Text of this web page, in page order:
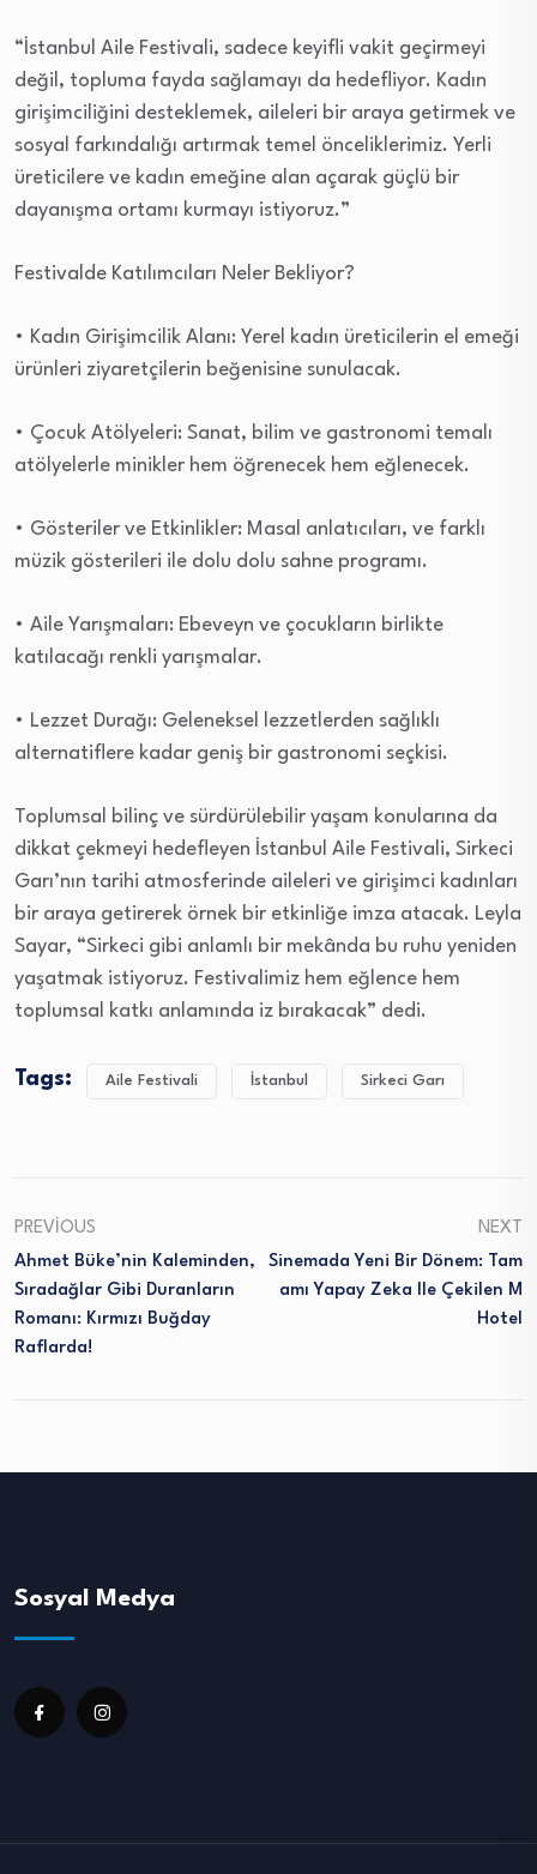
“İstanbul Aile Festivali, sadece keyifli vakit geçirmeyi
değil, topluma fayda sağlamayı da hedefliyor. Kadın
girişimciliğini desteklemek, aileleri bir araya getirmek ve
sosyal farkındalığı artırmak temel önceliklerimiz. Yerli
üreticilere ve kadın emeğine alan açarak güçlü bir
dayanışma ortamı kurmayı istiyoruz.”
Festivalde Katılımcıları Neler Bekliyor?
• Kadın Girişimcilik Alanı: Yerel kadın üreticilerin el emeği
ürünleri ziyaretçilerin beğenisine sunulacak.
• Çocuk Atölyeleri: Sanat, bilim ve gastronomi temalı
atölyelerle minikler hem öğrenecek hem eğlenecek.
• Gösteriler ve Etkinlikler: Masal anlatıcıları, ve farklı
müzik gösterileri ile dolu dolu sahne programı.
• Aile Yarışmaları: Ebeveyn ve çocukların birlikte
katılacağı renkli yarışmalar.
• Lezzet Durağı: Geleneksel lezzetlerden sağlıklı
alternatiflere kadar geniş bir gastronomi seçkisi.
Toplumsal bilinç ve sürdürülebilir yaşam konularına da
dikkat çekmeyi hedefleyen İstanbul Aile Festivali, Sirkeci
Garı’nın tarihi atmosferinde aileleri ve girişimci kadınları
bir araya getirerek örnek bir etkinliğe imza atacak. Leyla
Sayar, “Sirkeci gibi anlamlı bir mekânda bu ruhu yeniden
yaşatmak istiyoruz. Festivalimiz hem eğlence hem
toplumsal katkı anlamında iz bırakacak” dedi.
Tags: Aile Festivali İstanbul Sirkeci Garı
PREVIOUS
Ahmet Büke’nin Kaleminden,
Sıradağlar Gibi Duranların
Romanı: Kırmızı Buğday
Raflarda!
NEXT
Sinemada Yeni Bir Dönem: Tam
Amı Yapay Zeka Ile Çekilen M
Hotel
Sosyal Medya